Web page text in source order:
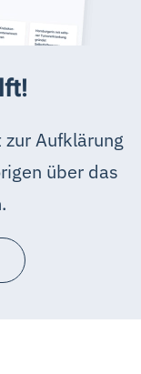
Aufklärung
über das